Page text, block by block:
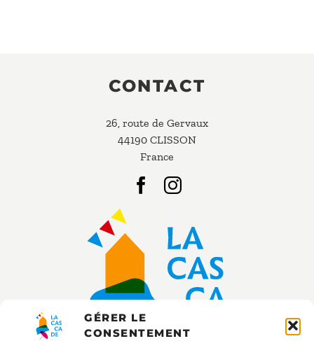
GÉRER LE
CONSENTEMENT
CONTACT
26, route de Gervaux
44190 CLISSON
France